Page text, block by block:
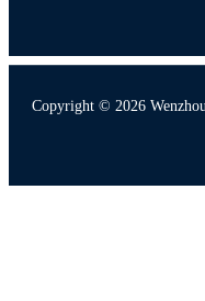
Copyright © 2026